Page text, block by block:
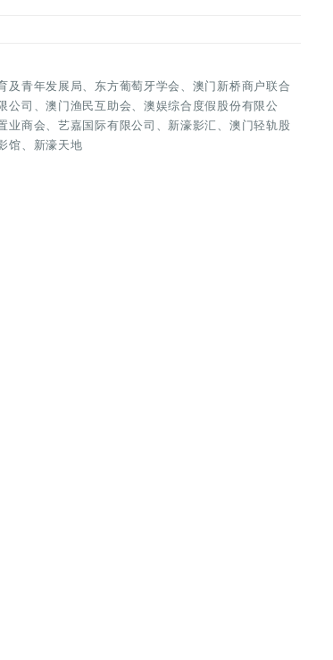
青年发展局、东方葡萄牙学会、澳门新桥商户联合
司、澳门渔民互助会、澳娱综合度假股份有限公
商会、艺嘉国际有限公司、新濠影汇、澳门轻轨股
馆、新濠天地